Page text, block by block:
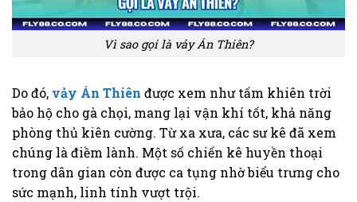
Vì sao gọi là vảy Án Thiên?
Do đó, vảy Án Thiên được xem như tấm khiên trời
bảo hộ cho gà chọi, mang lại vận khí tốt, khả năng
phòng thủ kiên cường. Từ xa xưa, các sư kê đã xem
chúng là điềm lành. Một số chiến kê huyền thoại
trong dân gian còn được ca tụng nhờ biểu trưng cho
sức mạnh, linh tính vượt trội.